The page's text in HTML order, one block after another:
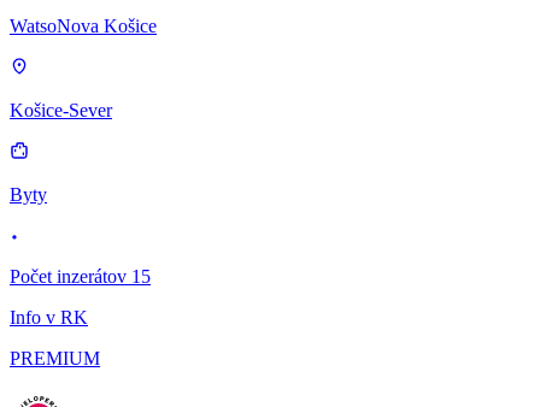
WatsoNova Košice
Košice-Sever
Byty
Počet inzerátov 15
Info v RK
PREMIUM